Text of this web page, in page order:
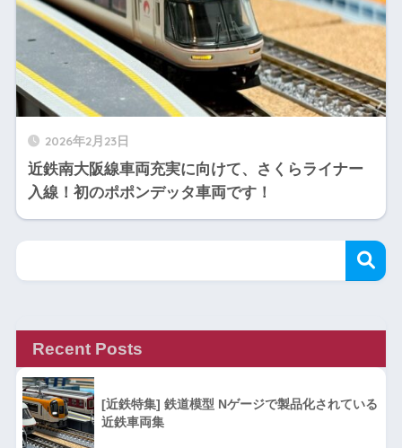
2026年2月23日
近鉄南大阪線車両充実に向けて、さくらライナー
入線！初のポポンデッタ車両です！
Recent Posts
[近鉄特集] 鉄道模型 Nゲージで製品化されている
近鉄車両集